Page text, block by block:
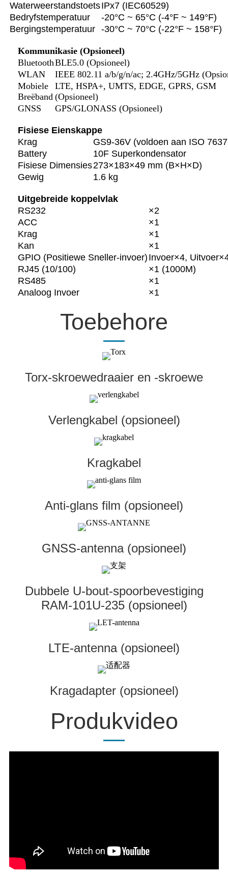
WaterweerstandstoetsIPx7 (IEC60529)
Bedryfstemperatuur
-20°C ~ 65°C (-4°F ~ 149°F)
Bergingstemperatuur -30°C ~ 70°C (-22°F ~ 158°F)
Kommunikasie (Opsioneel)
BluetoothBLE5.0 (Opsioneel)
WLAN
IEEE 802.11 a/b/g/n/ac; 2.4GHz/5GHz
Mobiele
Breëband
LTE, HSPA+, UMTS, EDGE, GPRS, GSM
(Opsioneel)
GNSS
GPS/GLONASS (Opsioneel)
Fisiese Eienskappe
Krag
GS9-36V (voldoen aan ISO
Battery
10F Superkondensator
Fisiese Dimensies273×183×49 mm (B×H×D)
Gewig
1.6 kg
Uitgebreide koppelvlak
RS232
×2
ACC
×1
Krag
×1
Kan
×1
GPIO (Positiewe Sneller-invoer) Invoer×4,
RJ45 (10/100)
×1 (1000M)
RS485
×1
Analoog Invoer
×1
Toebehore
Torx-skroewedraaier en -skroewe
Verlengkabel (opsioneel)
Kragkabel
Anti-glans film (opsioneel)
GNSS-antenna (opsioneel)
Dubbele U-bout-spoorbevestiging
RAM-101U-235 (opsioneel)
LTE-antenna (opsioneel)
Kragadapter (opsioneel)
Produkvideo